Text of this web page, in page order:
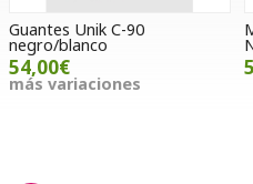
90 Mochila /